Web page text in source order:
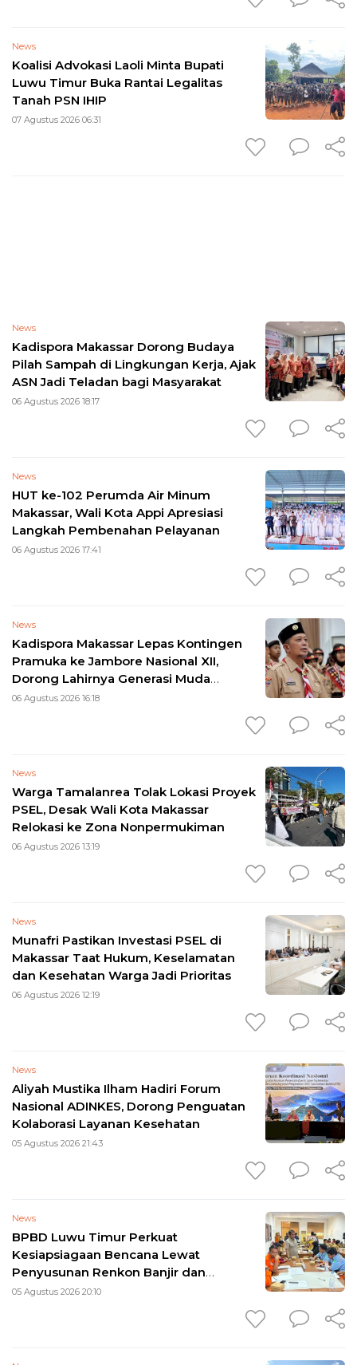
News
Koalisi Advokasi Laoli Minta Bupati
Luwu Timur Buka Rantai Legalitas
Tanah PSN IHIP
07 Agustus 2026 06:31
News
Kadispora Makassar Dorong Budaya
Pilah Sampah di Lingkungan Kerja, Ajak
ASN Jadi Teladan bagi Masyarakat
06 Agustus 2026 18:17
News
HUT ke-102 Perumda Air Minum
Makassar, Wali Kota Appi Apresiasi
Langkah Pembenahan Pelayanan
06 Agustus 2026 17:41
News
Kadispora Makassar Lepas Kontingen
Pramuka ke Jambore Nasional XII,
Dorong Lahirnya Generasi Muda
Berkarakter
06 Agustus 2026 16:18
News
Warga Tamalanrea Tolak Lokasi Proyek
PSEL, Desak Wali Kota Makassar
Relokasi ke Zona Nonpermukiman
06 Agustus 2026 13:19
News
Munafri Pastikan Investasi PSEL di
Makassar Taat Hukum, Keselamatan
dan Kesehatan Warga Jadi Prioritas
06 Agustus 2026 12:19
News
Aliyah Mustika Ilham Hadiri Forum
Nasional ADINKES, Dorong Penguatan
Kolaborasi Layanan Kesehatan
05 Agustus 2026 21:43
News
BPBD Luwu Timur Perkuat
Kesiapsiagaan Bencana Lewat
Penyusunan Renkon Banjir dan
Longsor 2026
05 Agustus 2026 20:10